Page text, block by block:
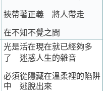
挾帶著正義 將人帶走
在不知不覺之間
光是活在現在就已經夠多
了 迷惑人生的雜音
必須從隱藏在溫柔裡的陷阱
中 逃脫出來